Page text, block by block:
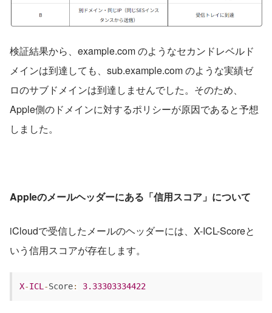
検証結果から、example.com のようなセカンドレベルド
メインは到達しても、sub.example.com のような実績ゼ
ロのサブドメインは到達しませんでした。そのため、
Apple側のドメインに対するポリシーが原因であると予想
しました。
Appleのメールヘッダーにある「信用スコア」について
iCloudで受信したメールのヘッダーには、X-ICL-Scoreと
いう信用スコアが存在します。
X-ICL -Score: 3.33303334422